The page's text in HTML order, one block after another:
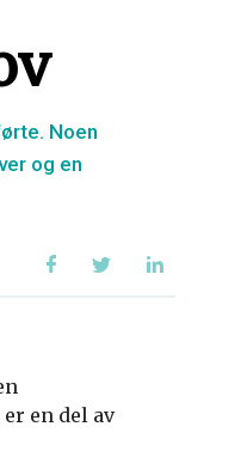
Noen
og en
en del av